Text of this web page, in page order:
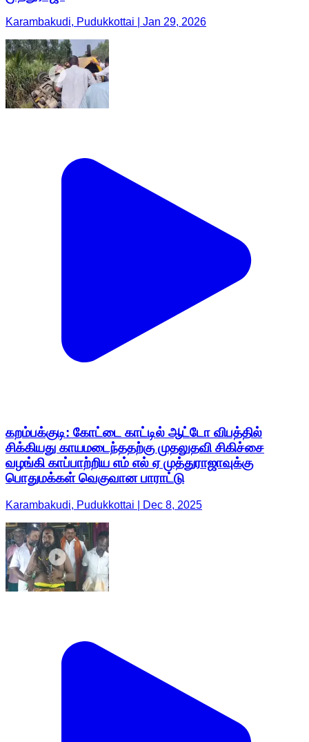
Karambakudi, Pudukkottai | Jan 29, 2026
கறம்பக்குடி: கோட்டை காட்டில் ஆட்டோ விபத்தில்
சிக்கியது காயமடைந்ததற்கு முதலுதவி சிகிச்சை
வழங்கி காப்பாற்றிய எம் எல் ஏ முத்துராஜாவுக்கு
பொதுமக்கள் வெகுவான பாராட்டு
Karambakudi, Pudukkottai | Dec 8, 2025